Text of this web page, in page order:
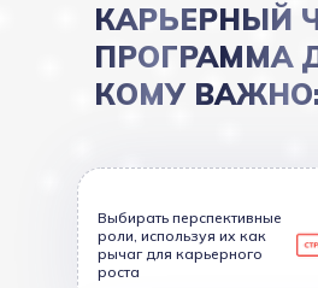
КАРЬЕРНЫЙ
ПРОГРАММА
КОМУ
Выбирать перспективные
роли, используя их как
рычаг для карьерного
роста